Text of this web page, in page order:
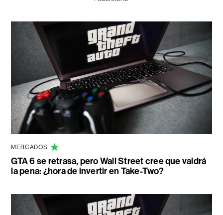
MERCADOS
GTA 6 se retrasa, pero Wall Street cree que valdrá
la pena: ¿hora de invertir en Take-Two?